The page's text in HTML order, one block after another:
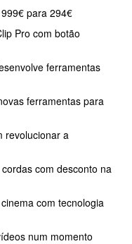
para 294€
Pro com botão
ferramentas
ferramentas para
revolucionar a
com desconto na
com tecnologia
num momento